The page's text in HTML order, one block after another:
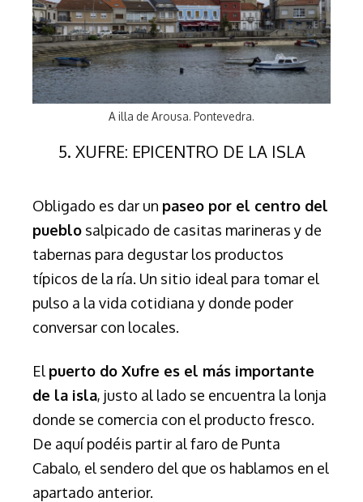
A illa de Arousa. Pontevedra.
5. XUFRE: EPICENTRO DE LA ISLA
Obligado es dar un paseo por el centro del
pueblo salpicado de casitas marineras y de
tabernas para degustar los productos
típicos de la ría. Un sitio ideal para tomar el
pulso a la vida cotidiana y donde poder
conversar con locales.
El puerto do Xufre es el más importante
de la isla, justo al lado se encuentra la lonja
donde se comercia con el producto fresco.
De aquí podéis partir al faro de Punta
Cabalo, el sendero del que os hablamos en el
apartado anterior.